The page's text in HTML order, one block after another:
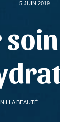
5 JUIN 2019
BEAUTÉ